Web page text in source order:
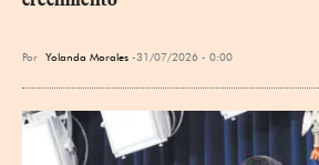
Por Yolanda Morales 31/07/2026 - 0:00